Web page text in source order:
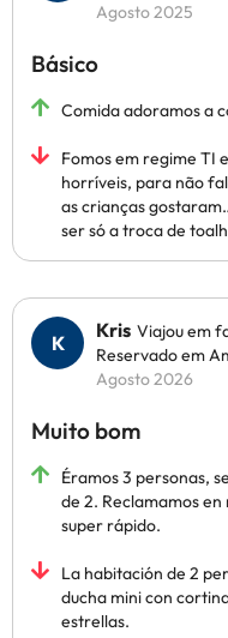
Agosto 2025
Básico
Comida adoramos a
Fomos em regime TI
horríveis, para não
as crianças
ser só a troca de
Kris Viajou em
Reservado em
Agosto 2026
Muito bom
Éramos 3 personas,
de 2. Reclamamos
super rápido.
La habitación de 2
ducha mini con
estrellas.